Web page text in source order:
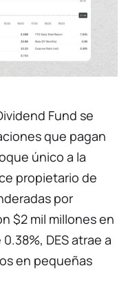
Fund se
que pagan
único a la
propietario de
por
$2 mil millones en
DES atrae a
en pequeñas